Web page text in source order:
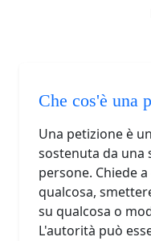
Che cos'è una
Una petizione è
sostenuta da una
persone. Chiede
qualcosa,
su qualcosa o
L'autorità può